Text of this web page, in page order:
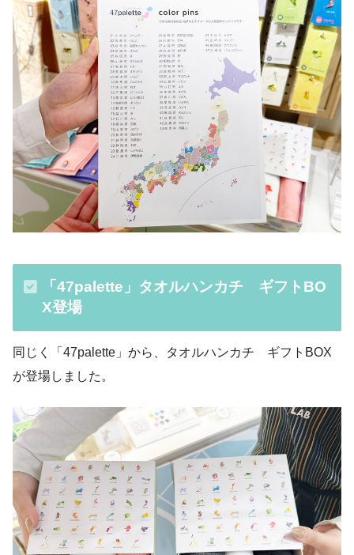
「47palette」タオルハンカチ ギフトBO
X登場
同じく「47palette」から、タオルハンカチ ギフトBOX
が登場しました。